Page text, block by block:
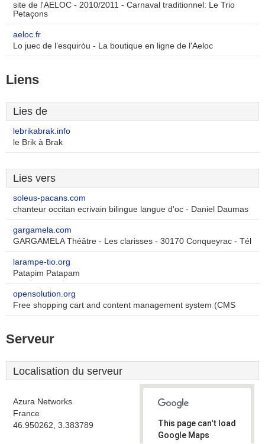
site de l'AELOC - 2010/2011 - Carnaval traditionnel: Le Trio
Petaçons
aeloc.fr
Lo juec de l’esquiròu - La boutique en ligne de l'Aeloc
Liens
Lies de
lebrikabrak.info
le Brik à Brak
Lies vers
soleus-pacans.com
chanteur occitan ecrivain bilingue langue d'oc - Daniel Daumas
gargamela.com
GARGAMELA Théâtre - Les clarisses - 30170 Conqueyrac - Tél
larampe-tio.org
Patapim Patapam
opensolution.org
Free shopping cart and content management system (CMS
Serveur
Localisation du serveur
Azura Networks
France
46.950262, 3.383789
This page can't load
Google Maps